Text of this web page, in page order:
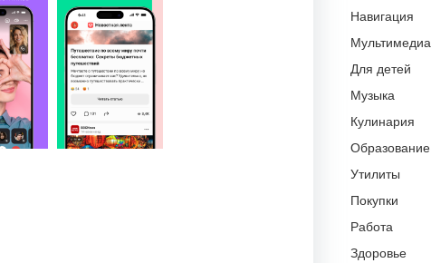
Навигация
Мультимедиа
Для детей
Музыка
Кулинария
Образование
Утилиты
Покупки
Работа
Здоровье